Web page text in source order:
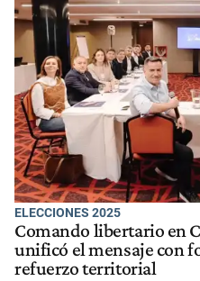
ELECCIONES 2025
Comando libertario en
unificó el mensaje con
refuerzo territorial